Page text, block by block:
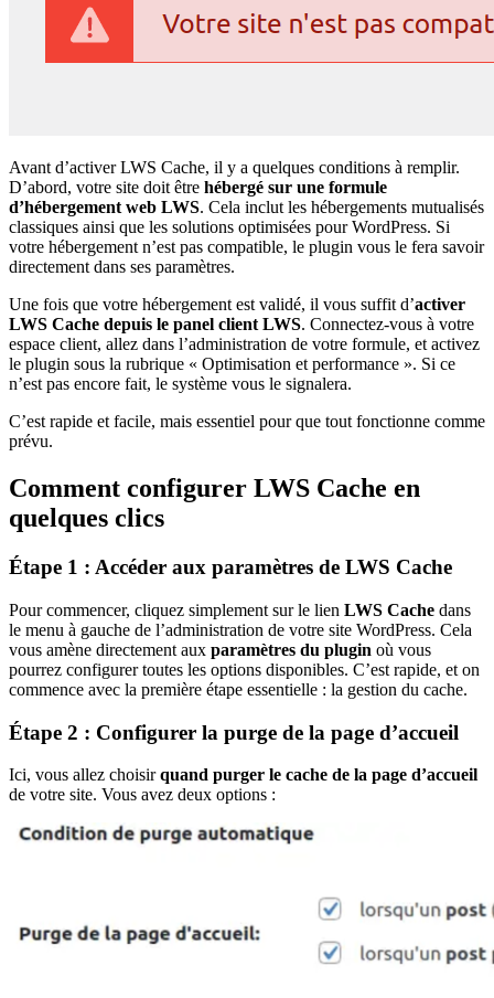
Avant d’activer LWS Cache, il y a quelques conditions à remplir.
D’abord, votre site doit être hébergé sur une formule
d’hébergement web LWS. Cela inclut les hébergements mutualisés
classiques ainsi que les solutions optimisées pour WordPress. Si
votre hébergement n’est pas compatible, le plugin vous le fera savoir
directement dans ses paramètres.
Une fois que votre hébergement est validé, il vous suffit d’activer
LWS Cache depuis le panel client LWS. Connectez-vous à votre
espace client, allez dans l’administration de votre formule, et activez
le plugin sous la rubrique « Optimisation et performance ». Si ce
n’est pas encore fait, le système vous le signalera.
C’est rapide et facile, mais essentiel pour que tout fonctionne comme
prévu.
Comment configurer LWS Cache en
quelques clics
Étape 1 : Accéder aux paramètres de LWS Cache
Pour commencer, cliquez simplement sur le lien LWS Cache dans
le menu à gauche de l’administration de votre site WordPress. Cela
vous amène directement aux paramètres du plugin où vous
pourrez configurer toutes les options disponibles. C’est rapide, et on
commence avec la première étape essentielle : la gestion du cache.
Étape 2 : Configurer la purge de la page d’accueil
Ici, vous allez choisirquand purger le cache de la page d’accueil
de votre site. Vous avez deux options :